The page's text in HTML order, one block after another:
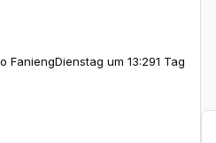
FaniengDienstag um 13:291 Tag